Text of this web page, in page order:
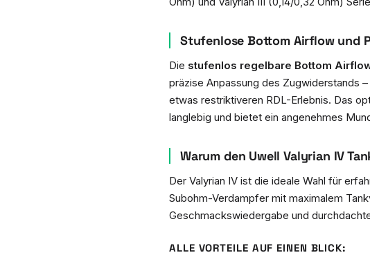
Stufenlose Bottom Airflow und
Die stufenlos regelbare Bottom
präzise Anpassung des Zugwiderstands
etwas restriktiveren RDL-Erlebnis. Das
langlebig und bietet ein angenehmes
Warum den Uwell Valyrian IV
Der Valyrian IV ist die ideale Wahl für
Subohm-Verdampfer mit maximalem
Geschmackswiedergabe und
ALLE VORTEILE AUF EINEN BLICK: